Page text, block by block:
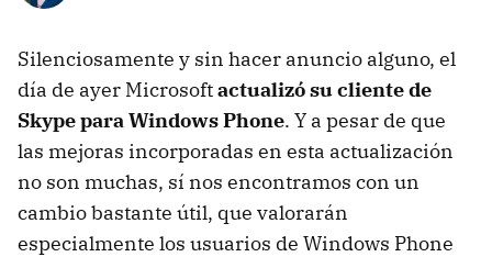
Silenciosamente y sin hacer anuncio alguno, el
día de ayer Microsoftactualizó su cliente de
Skype para Windows Phone. Y a pesar de que
las mejoras incorporadas en esta actualización
no son muchas, sí nos encontramos con un
cambio bastante útil, que valorarán
especialmente los usuarios de Windows Phone